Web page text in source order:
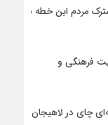
مردم این خطه با
فرهنگی و
چای در لاهیجان